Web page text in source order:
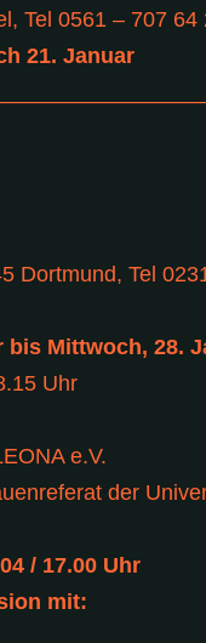
Tel 0561 – 707 64
21. Januar
Dortmund, Tel
bis Mittwoch, 28.
Uhr
e.V.
der
/ 17.00 Uhr
mit: